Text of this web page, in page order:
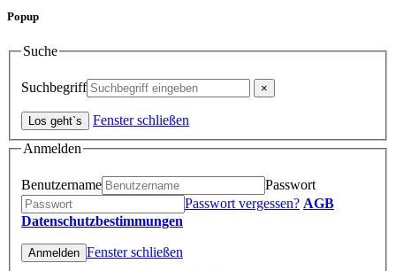
Popup
Suche
Suchbegriff
Fenster schließen
Anmelden
Benutzername
Passwort
Passwort vergessen? AGB
Datenschutzbestimmungen
Fenster schließen